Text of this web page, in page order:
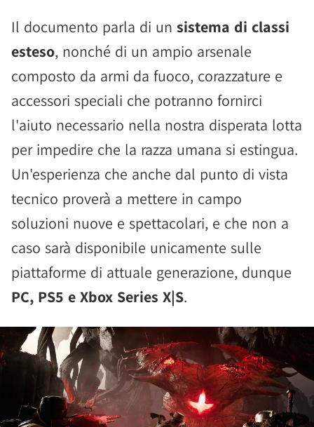
Il documento parla di un sistema di classi
esteso, nonché di un ampio arsenale
composto da armi da fuoco, corazzature e
accessori speciali che potranno fornirci
l'aiuto necessario nella nostra disperata lotta
per impedire che la razza umana si estingua.
Un'esperienza che anche dal punto di vista
tecnico proverà a mettere in campo
soluzioni nuove e spettacolari, e che non a
caso sarà disponibile unicamente sulle
piattaforme di attuale generazione, dunque
PC, PS5 e Xbox Series X|S.